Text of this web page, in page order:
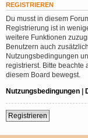
REGISTRIEREN
Du musst in diesem
Registrierung ist in
weitere Funktionen
Benutzern auch
Nutzungsbedingungen
registrierst. Bitte beachte
diesem Board bewegst.
Nutzungsbedingungen |
Registrieren